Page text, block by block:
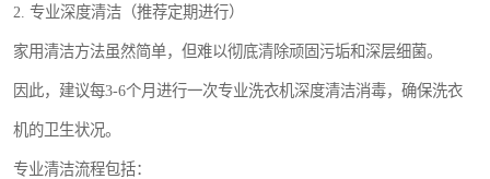
2. 专业深度清洁（推荐定期进行）
家用清洁方法虽然简单，但难以彻底清除顽固污垢和深层细菌。
因此，建议每3-6个月进行一次专业洗衣机深度清洁消毒，确保洗衣
机的卫生状况。
专业清洁流程包括：